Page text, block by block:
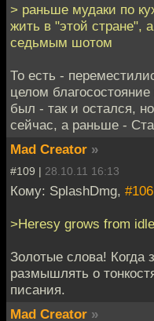
> раньше мудаки по
жить в "этой стране",
седьмым шотом
То есть -
целом
был - так и остался,
сейчас, а раньше -
Mad Creator »
#109 | 28.10.11 16:13
Кому: SplashDmg, #106
>Heresy grows from
Золотые слова! Когда
размышлять о
писания.
Mad Creator »